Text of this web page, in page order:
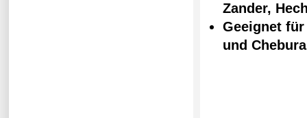
Zander,
Geeignet
und